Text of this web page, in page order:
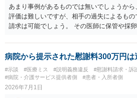
行責任を追及できる可能性があります。 ま
る事前の説明がなされていないのであれば
これについても損害賠償請求できる可能性
鼻孔緑挙上が実施内容として記載されてい
緑挙上が含まれる合意がある事実を推認さ
す。 ④当初の手術費用の返金や、他院での
償を求めることが可能かについて 上記①〜③
失又は債務不履行（他に過失又は債務不履行
む）が認定され、それらと損害（当初の手術
あまり事例があるものでは無いでしょうから
評価は難しいですが、相手の過失によるも
請求は可能でしょう。 その医師に保管や採
思います。
病院から提示された慰謝料300万円は
#示談 #医療ミス #説明義務違反
#慰謝料請求・訴
#病院・介護サービス提供者側
#患者・入所者側
2026年7月1日